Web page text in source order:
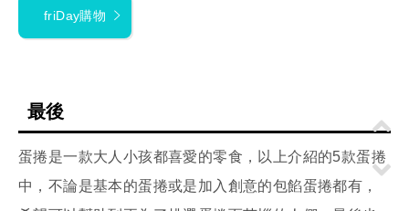
friDay購物
最後
蛋捲是一款大人小孩都喜愛的零食，以上介紹的5款蛋捲
中，不論是基本的蛋捲或是加入創意的包餡蛋捲都有，